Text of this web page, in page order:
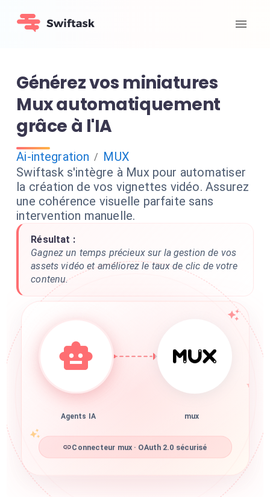
Générez vos miniatures
Mux automatiquement
grâce à l'IA
Ai-integration / MUX
Swiftask s'intègre à Mux pour automatiser
la création de vos vignettes vidéo. Assurez
une cohérence visuelle parfaite sans
intervention manuelle.
Résultat :
Gagnez un temps précieux sur la gestion de vos
assets vidéo et améliorez le taux de clic de votre
contenu.
Agents IA mux
Connecteur mux · OAuth 2.0 sécurisé